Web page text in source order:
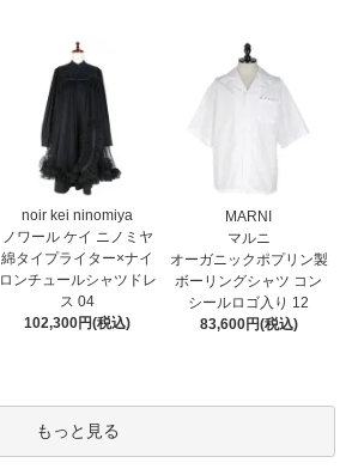
noir kei ninomiya
ノワール ケイ ニノミヤ
綿タイプライター×ナイ
ロンチュールシャツドレ
ス 04
102,300円(税込)
MARNI
マルニ
オーガニックポプリン製
ボーリングシャツ コン
シールロゴ入り 12
83,600円(税込)
もっと見る